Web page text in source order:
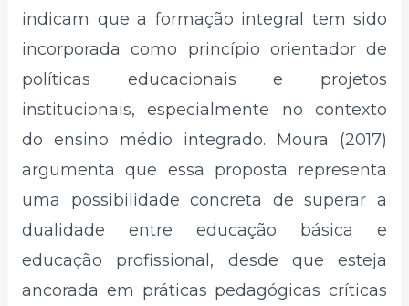
indicam que a formação integral tem sido
incorporada como princípio orientador de
políticas educacionais e projetos
institucionais, especialmente no contexto
do ensino médio integrado. Moura (2017)
argumenta que essa proposta representa
uma possibilidade concreta de superar a
dualidade entre educação básica e
educação profissional, desde que esteja
ancorada em práticas pedagógicas críticas